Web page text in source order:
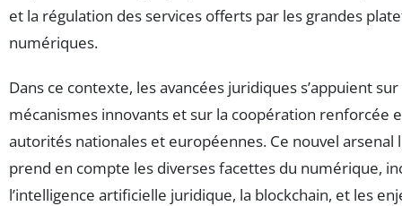
et la régulation des services offerts par les grandes
numériques.
Dans ce contexte, les avancées juridiques s’appuient
mécanismes innovants et sur la coopération renforcée
autorités nationales et européennes. Ce nouvel arsenal
prend en compte les diverses facettes du numérique,
l’intelligence artificielle juridique, la blockchain, et les